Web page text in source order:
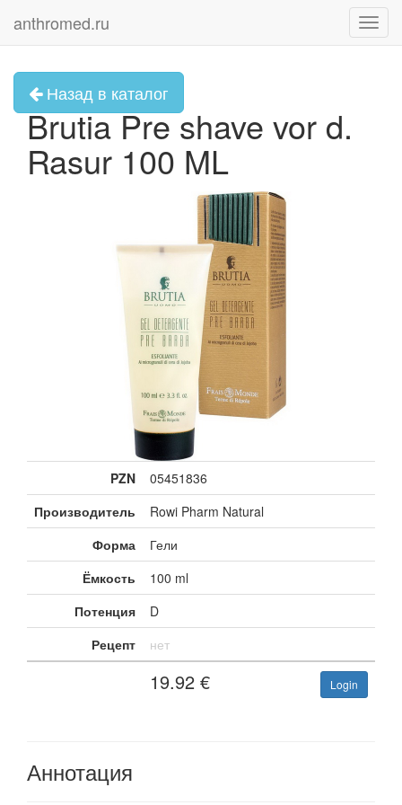
anthromed.ru
Назад в каталог
Brutia Pre shave vor d.
Rasur 100 ML
PZN
05451836
Производитель
Rowi Pharm Natural
Форма
Гели
Ёмкость
100 ml
Потенция
D
Рецепт
нет
19.92 € Login
Аннотация